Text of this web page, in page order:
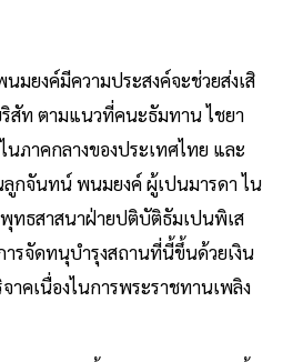
มยงค์มีความประสงค์จะช่วยส่งเสิ
สัท ตามแนวที่คนะธัมทาน ไชยา
ภาคกลางของประเทศไทย และ
กจันทน์ พนมยงค์ ผู้เปนมารดา ไน
ทธสาสนาฝ่ายปติบัติธัมเปนพิเส
รจัดทนุบำรุงสถานที่นี้ขึ้นด้วยเงิน
คเนื่องไนการพระราชทานเพลิง